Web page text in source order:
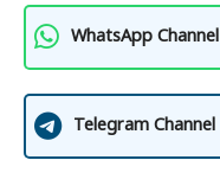
WhatsApp Channel
Telegram Channel